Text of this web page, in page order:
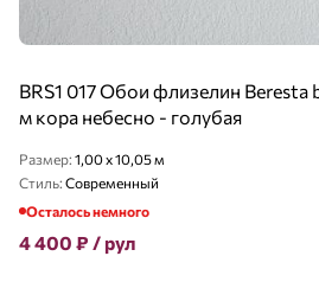
BRS1 017 Обои флизелин Beresta
м кора небесно - голубая
Размер: 1,00 x 10,05 м
Стиль: Современный
Осталось немного
4 400 ₽ / рул